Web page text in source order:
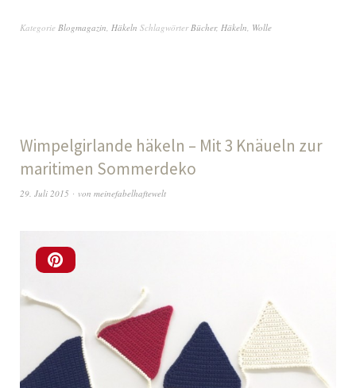
Kategorie Blogmagazin Häkeln Schlagwörter Bücher, Häkeln Wolle
Wimpelgirlande häkeln – Mit 3 Knäueln zur
maritimen Sommerdeko
29. Juli 2015 von meinefabelhaftewelt